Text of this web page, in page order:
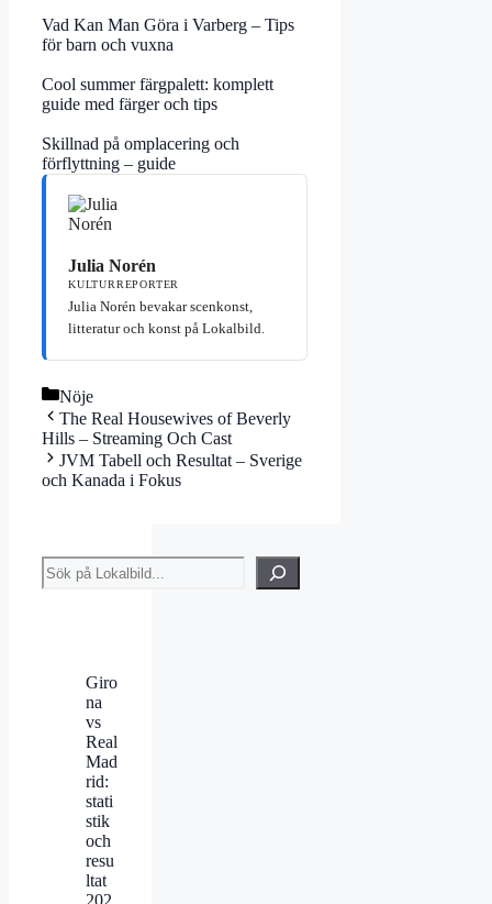
Vad Kan Man Göra i Varberg – Tips
för barn och vuxna
Cool summer färgpalett: komplett
guide med färger och tips
Skillnad på omplacering och
förflyttning – guide
Julia Norén
KULTURREPORTER
Julia Norén bevakar scenkonst,
litteratur och konst på Lokalbild.
Kategorier
Nöje
The Real Housewives of Beverly
Hills – Streaming Och Cast
JVM Tabell och Resultat – Sverige
och Kanada i Fokus
Sök
Giro
na
vs
Real
Mad
rid:
stati
stik
och
resu
ltat